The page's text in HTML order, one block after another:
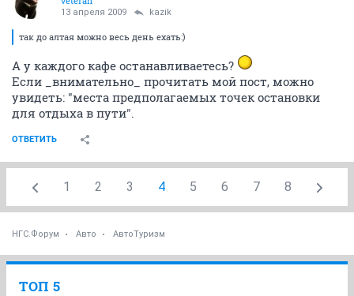
13 апреля 2009 kazik
так до алтая можно весь день ехать:)
А у каждого кафе останавливаетесь?
Если _внимательно_ прочитать мой пост, можно
увидеть: "места предполагаемых точек остановки
для отдыха в пути".
ОТВЕТИТЬ
1 2 3 4 5 6 7 8
НГС.Форум Авто АвтоТуризм
ТОП 5